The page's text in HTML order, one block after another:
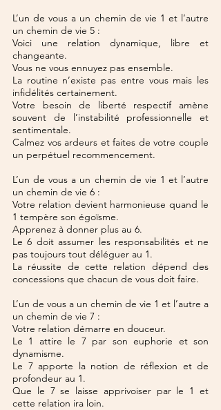
L’un de vous a un chemin de vie 1 et l’autre
un chemin de vie 5 :
Voici une relation dynamique, libre et
changeante.
Vous ne vous ennuyez pas ensemble.
La routine n’existe pas entre vous mais les
infidélités certainement.
Votre besoin de liberté respectif amène
souvent de l’instabilité professionnelle et
sentimentale.
Calmez vos ardeurs et faites de votre couple
un perpétuel recommencement.
L’un de vous a un chemin de vie 1 et l’autre
un chemin de vie 6 :
Votre relation devient harmonieuse quand le
1 tempère son égoïsme.
Apprenez à donner plus au 6.
Le 6 doit assumer les responsabilités et ne
pas toujours tout déléguer au 1.
La réussite de cette relation dépend des
concessions que chacun de vous doit faire.
L’un de vous a un chemin de vie 1 et l’autre a
un chemin de vie 7 :
Votre relation démarre en douceur.
Le 1 attire le 7 par son euphorie et son
dynamisme.
Le 7 apporte la notion de réflexion et de
profondeur au 1.
Que le 7 se laisse apprivoiser par le 1 et
cette relation ira loin.